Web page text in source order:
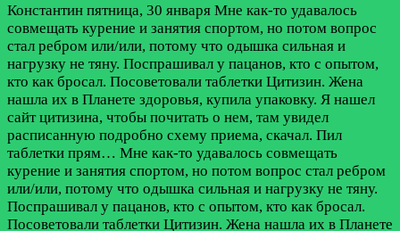
Константин пятница, 30 января Мне как-то удавалось
совмещать курение и занятия спортом, но потом вопрос
стал ребром или/или, потому что одышка сильная и
нагрузку не тяну. Поспрашивал у пацанов, кто с опытом,
кто как бросал. Посоветовали таблетки Цитизин. Жена
нашла их в Планете здоровья, купила упаковку. Я нашел
сайт цитизина, чтобы почитать о нем, там увидел
расписанную подробно схему приема, скачал. Пил
таблетки прям… Мне как-то удавалось совмещать
курение и занятия спортом, но потом вопрос стал ребром
или/или, потому что одышка сильная и нагрузку не тяну.
Поспрашивал у пацанов, кто с опытом, кто как бросал.
Посоветовали таблетки Цитизин. Жена нашла их в Планете